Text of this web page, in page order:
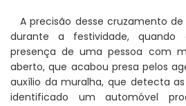
A precisão desse cruzamento
durante a festividade,
presença de uma pessoa com
aberto, que acabou presa pelos
auxílio da muralha, que detecta
identificado um automóvel